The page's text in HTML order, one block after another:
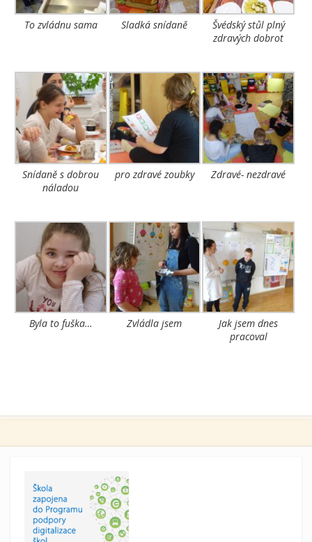
To zvládnu sama Sladká snídaně
Švédský stůl plný
zdravých dobrot
Snídaně s dobrou
náladou
pro zdravé zoubky Zdravé- nezdravé
Byla to fuška… Zvládla jsem
Jak jsem dnes
pracoval